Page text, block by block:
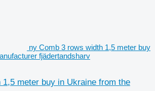
ny Comb 3 rows width 1,5 meter buy
fjädertandsharv
meter buy in Ukraine from the